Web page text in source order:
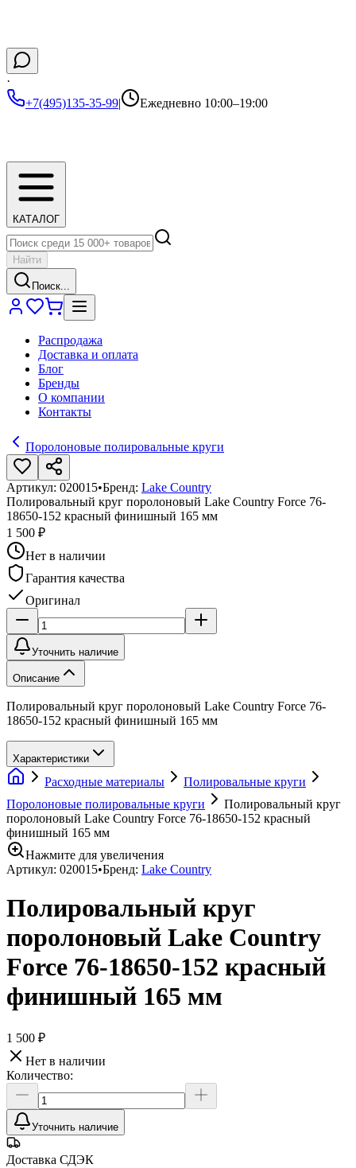
·
+7(495)135-35-99| Ежедневно 10:00–19:00
КАТАЛОГ
Найти
Поиск...
Распродажа
Доставка и оплата
Блог
Бренды
О компании
Контакты
Поролоновые полировальные круги
Артикул: 020015•Бренд: Lake Country
Полировальный круг поролоновый Lake Country Force 76-
18650-152 красный финишный 165 мм
1 500 ₽
Нет в наличии
Гарантия качества
Оригинал
Уточнить наличие
Описание
Полировальный круг поролоновый Lake Country Force 76-
18650-152 красный финишный 165 мм
Характеристики
Расходные материалы
Полировальные круги
Поролоновые полировальные круги
Полировальный круг
поролоновый Lake Country Force 76-18650-152 красный
финишный 165 мм
Нажмите для увеличения
Артикул: 020015•Бренд: Lake Country
Полировальный круг
поролоновый Lake Country
Force 76-18650-152 красный
финишный 165 мм
1 500 ₽
Нет в наличии
Количество:
Уточнить наличие
Доставка СДЭК